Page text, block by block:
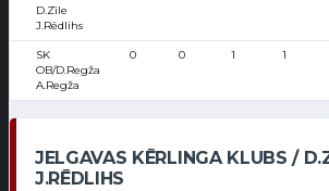
D.Zīle
J.Rēdlihs
SK
OB/D.Regža
A.Regža
0 0 1 1
JELGAVAS KĒRLINGA KLUBS /
J.RĒDLIHS